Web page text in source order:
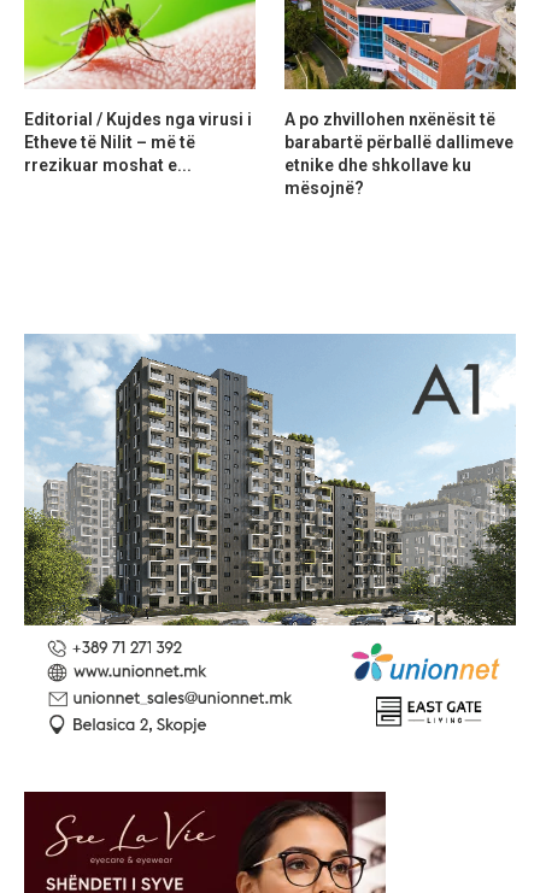
Editorial / Kujdes nga virusi i
Etheve të Nilit – më të
rrezikuar moshat e...
A po zhvillohen nxënësit të
barabartë përballë dallimeve
etnike dhe shkollave ku
mësojnë?